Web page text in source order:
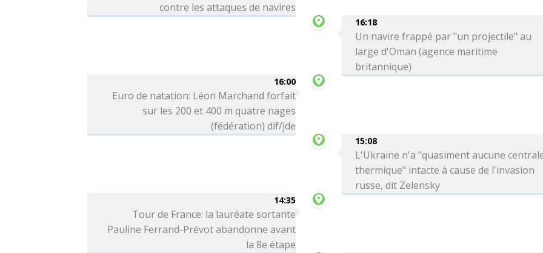
contre les attaques de navires
16:18
Un navire frappé par "un projectile" au
large d'Oman (agence maritime
britannique)
16:00
Euro de natation: Léon Marchand forfait
sur les 200 et 400 m quatre nages
(fédération) dif/jde
15:08
L'Ukraine n'a "quasiment aucune
thermique" intacte à cause de l'invasion
russe, dit Zelensky
14:35
Tour de France: la lauréate sortante
Pauline Ferrand-Prévot abandonne avant
la 8e étape